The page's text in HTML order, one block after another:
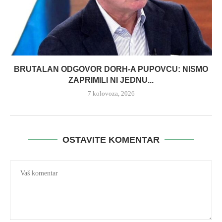
BRUTALAN ODGOVOR DORH-A PUPOVCU: NISMO
ZAPRIMILI NI JEDNU...
7 kolovoza, 2026
OSTAVITE KOMENTAR